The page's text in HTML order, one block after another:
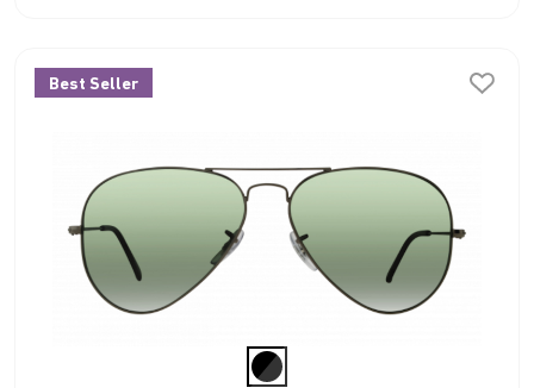
Best Seller